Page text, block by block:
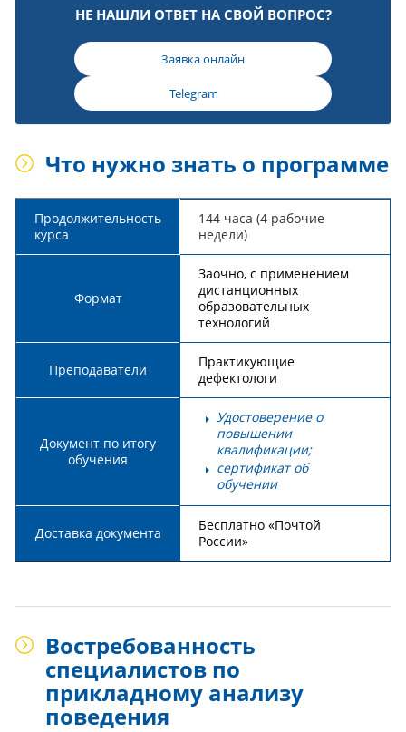
НЕ НАШЛИ ОТВЕТ НА СВОЙ ВОПРОС?
Заявка онлайн
Telegram
Что нужно знать о программе
Продолжительность
курса
144 часа (4 рабочие
недели)
Формат
Заочно, с применением
дистанционных
образовательных
технологий
Преподаватели
Практикующие
дефектологи
Документ по итогу
обучения
Удостоверение о
повышении
квалификации;
сертификат об
обучении
Доставка документа
Бесплатно «Почтой
России»
Востребованность
специалистов по
прикладному анализу
поведения